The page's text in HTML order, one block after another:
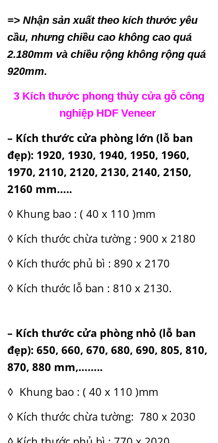
=> Nhận sản xuất theo kích thước yêu
cầu, nhưng chiều cao không cao quá
2.180mm và chiều rộng không rộng quá
920mm.
3 Kích thước phong thủy cửa gỗ công
nghiệp HDF Veneer
– Kích thước cửa phònglớn (lỗ ban
đẹp): 1920, 1930, 1940, 1950, 1960,
1970, 2110, 2120, 2130, 2140, 2150,
2160 mm…..
◊ Khung bao : ( 40 x 110 )mm
◊ Kích thước chừa tường : 900 x 2180
◊ Kích thước phủ bì : 890 x 2170
◊ Kích thước lỗ ban : 810 x 2130.
– Kích thước cửa phòngnhỏ (lỗ ban
đẹp): 650, 660, 670, 680, 690, 805, 810,
870, 880 mm,……..
◊ Khung bao : ( 40 x 110 )mm
◊ Kích thước chừa tường: 780 x 2030